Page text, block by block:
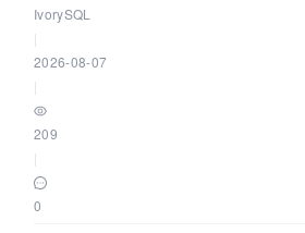
核——我们改得动吗？我们贡献了什么？
IvorySQL
2026-08-07
209
0